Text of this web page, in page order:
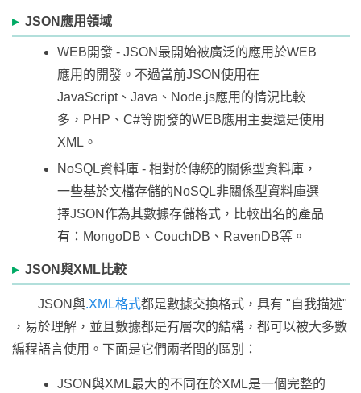
JSON應用領域
WEB開發 - JSON最開始被廣泛的應用於WEB
應用的開發。不過當前JSON使用在
JavaScript、Java、Node.js應用的情況比較
多，PHP、C#等開發的WEB應用主要還是使用
XML。
NoSQL資料庫 - 相對於傳統的關係型資料庫，
一些基於文檔存儲的NoSQL非關係型資料庫選
擇JSON作為其數據存儲格式，比較出名的產品
有：MongoDB、CouchDB、RavenDB等。
JSON與XML比較
JSON與.XML格式都是數據交換格式，具有 "自我描述"
，易於理解，並且數據都是有層次的結構，都可以被大多數
編程語言使用。下面是它們兩者間的區別：
JSON與XML最大的不同在於XML是一個完整的